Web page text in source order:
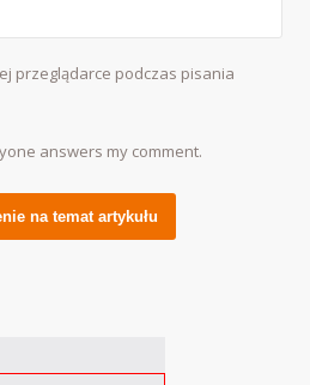
przeglądarce podczas pisania
answers my comment.